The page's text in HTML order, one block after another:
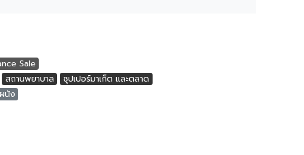
Sale
สถานพยาบาล
ซุปเปอร์มาเก็ต และตลาด
นัง